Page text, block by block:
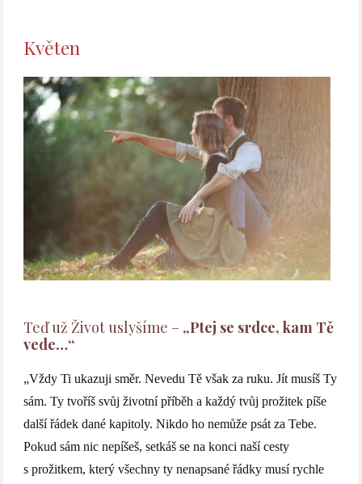
Květen
Teď už Život uslyšíme – „Ptej se srdce, kam Tě
vede…“
„Vždy Ti ukazuji směr. Nevedu Tě však za ruku. Jít musíš Ty
sám. Ty tvoříš svůj životní příběh a každý tvůj prožitek píše
další řádek dané kapitoly. Nikdo ho nemůže psát za Tebe.
Pokud sám nic nepíšeš, setkáš se na konci naší cesty
s prožitkem, který všechny ty nenapsané řádky musí rychle